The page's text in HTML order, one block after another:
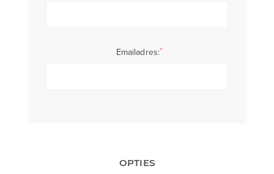
Emailadres:*
OPTIES